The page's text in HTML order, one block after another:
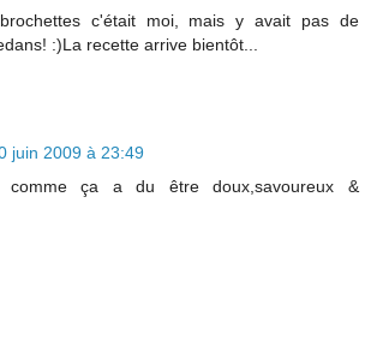
c'était moi, mais y avait pas de
:)La recette arrive bientôt...
juin 2009 à 23:49
comme ça a du être doux,savoureux &